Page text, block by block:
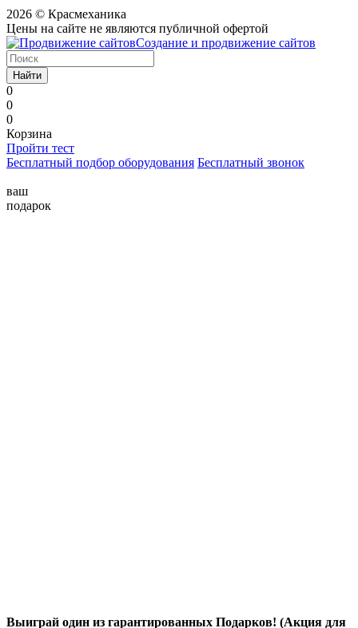
2026 © Красмеханика
Цены на сайте не являются публичной офертой
Создание и продвижение сайтов
Найти
0
0
0
Корзина
Пройти тест
Бесплатный подбор оборудования Бесплатный звонок
ваш
подарок
Выиграй один из гарантированных Подарков! (Акция для